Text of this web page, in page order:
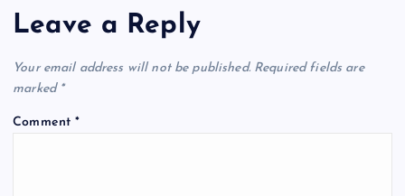
Leave a Reply
Your email address will not be published. Required fields are
marked *
Comment*